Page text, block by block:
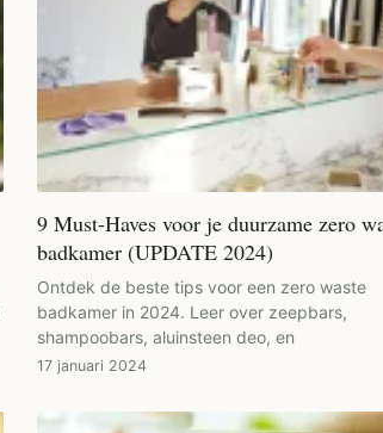
9 Must-Haves voor je duurzame zero
badkamer (UPDATE 2024)
Ontdek de beste tips voor een zero waste
badkamer in 2024. Leer over zeepbars,
shampoobars, aluinsteen deo, en
17 januari 2024